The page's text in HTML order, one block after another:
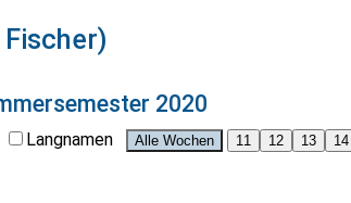
Fischer)
2020
Langnamen